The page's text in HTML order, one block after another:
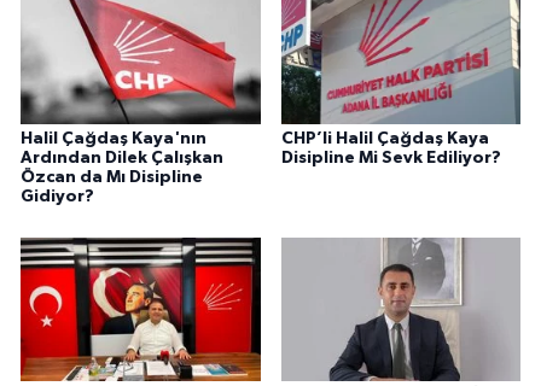
Halil Çağdaş Kaya'nın
Ardından Dilek Çalışkan
Özcan da Mı Disipline
Gidiyor?
CHP’li Halil Çağdaş Kaya
Disipline Mi Sevk Ediliyor?